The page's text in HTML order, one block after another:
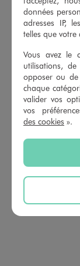
Voir tous les
5étoiles
3étoiles
1étoile
Trier les avis
données
adresses IP,
telles que votre
Vous avez le
utilisations,
opposer ou de
chaque
valider vos
vos
des cookies ».